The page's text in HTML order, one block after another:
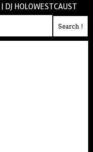
| DJ HOLOWESTCAUST